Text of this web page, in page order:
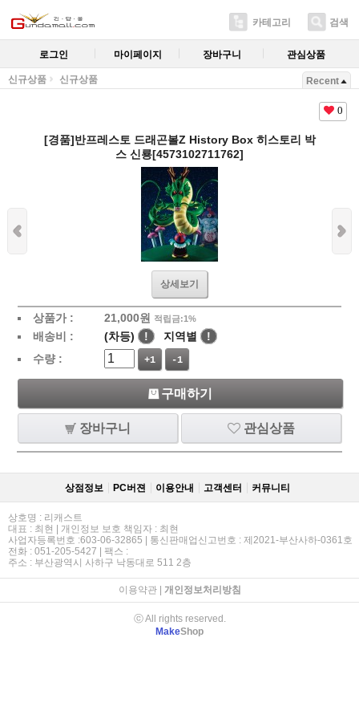
카테고리 검색
로그인 마이페이지 장바구니 관심상품
신규상품 신규상품 Recent
0
[경품]반프레스토 드래곤볼Z History Box 히스토리 박
스 신룡[4573102711762]
상세보기
상품가 : 21,000원 적립금:1%
배송비 : (차등) ! 지역별
!
수량 :
+1 -1
구매하기
장바구니 관심상품
상점정보 PC버젼 이용안내 고객센터 커뮤니티
상호명 : 리캐스트
대표 : 최현 | 개인정보 보호 책임자 : 최현
사업자등록번호 :603-06-32865 | 통신판매업신고번호 : 제2021-부산사하-0361호
전화 : 051-205-5427 | 팩스 :
주소 : 부산광역시 사하구 낙동대로 511 2층
이용약관| 개인정보처리방침
ⓒ All rights reserved.
MakeShop